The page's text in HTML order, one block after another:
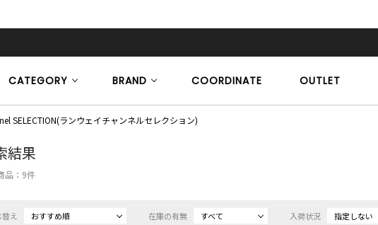
CATEGORY BRAND COORDINATE OUTLET
SELECTION(ランウェイチャンネルセレクション)
結果
品： 9件
え おすすめ順 在庫の有無 すべて 入荷状況 指定しない